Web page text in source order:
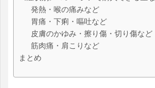
発熱・喉の痛みなど
胃痛・下痢・嘔吐など
皮膚のかゆみ・擦り傷・切り傷など
筋肉痛・肩こりなど
まとめ